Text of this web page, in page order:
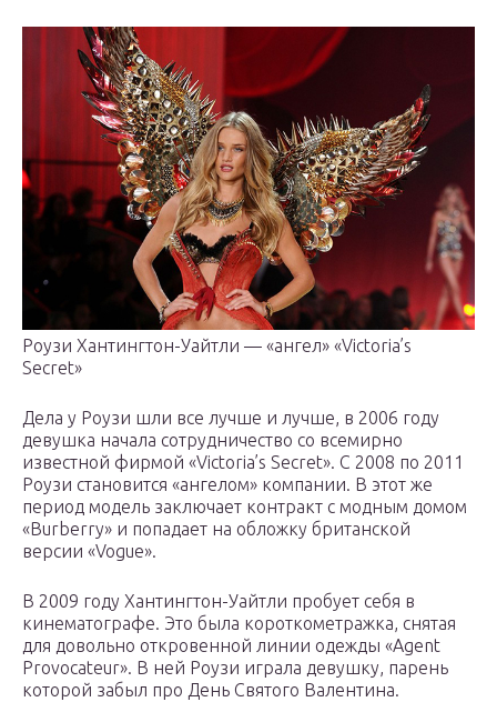
Роузи Хантингтон-Уайтли — «ангел» «Victoria’s
Secret»
Дела у Роузи шли все лучше и лучше, в 2006 году
девушка начала сотрудничество со всемирно
известной фирмой «Victoria’s Secret». С 2008 по 2011
Роузи становится «ангелом» компании. В этот же
период модель заключает контракт с модным домом
«Burberry» и попадает на обложку британской
версии «Vogue».
В 2009 году Хантингтон-Уайтли пробует себя в
кинематографе. Это была короткометражка, снятая
для довольно откровенной линии одежды «Agent
Provocateur». В ней Роузи играла девушку, парень
которой забыл про День Святого Валентина.